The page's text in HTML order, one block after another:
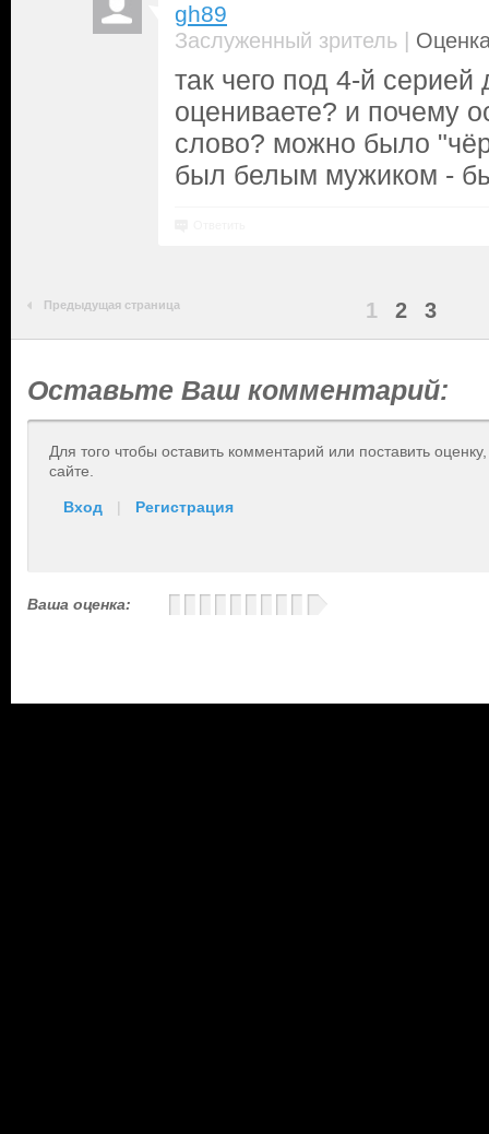
gh89
Заслуженный зритель |
так чего под 4-й серией
оцениваете? и почему
слово? можно было
был белым мужиком -
Предыдущая страница 1 2 3
Оставьте Ваш комментарий:
Для того чтобы оставить комментарий или поставить
сайте.
Вход | Регистрация
Ваша оценка: